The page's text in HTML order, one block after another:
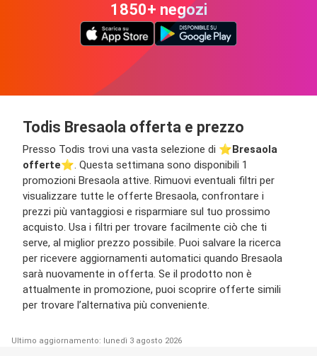
1850+ negozi
Todis Bresaola offerta e prezzo
Presso Todis trovi una vasta selezione di ⭐️Bresaola
offerte⭐️. Questa settimana sono disponibili 1
promozioni Bresaola attive. Rimuovi eventuali filtri per
visualizzare tutte le offerte Bresaola, confrontare i
prezzi più vantaggiosi e risparmiare sul tuo prossimo
acquisto. Usa i filtri per trovare facilmente ciò che ti
serve, al miglior prezzo possibile. Puoi salvare la ricerca
per ricevere aggiornamenti automatici quando Bresaola
sarà nuovamente in offerta. Se il prodotto non è
attualmente in promozione, puoi scoprire offerte simili
per trovare l’alternativa più conveniente.
Ultimo aggiornamento: lunedì 3 agosto 2026